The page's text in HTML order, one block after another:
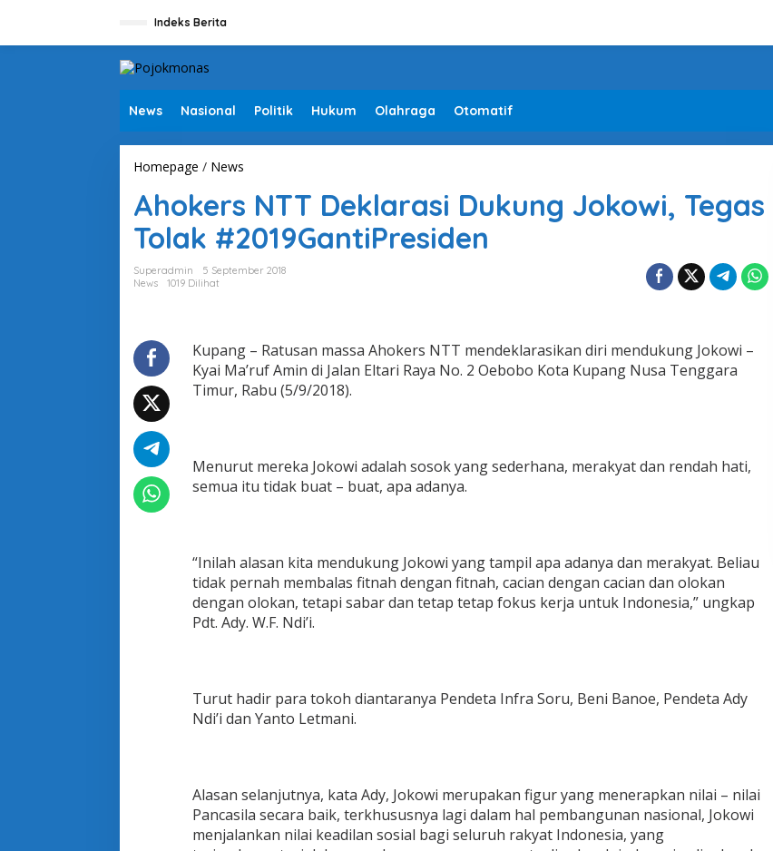
Indeks Berita
News Nasional Politik Hukum Olahraga Otomatif
Homepage / News
o
k
e
r
s
e
k
l
a
i
D
u
g
o
k
o
e
g
l
a
k
Ahokers NTT Deklarasi Dukung Jokowi, Tegas
Tolak #2019GantiPresiden
Superadmin
5 September 2018
News
1019 Dilihat
Kupang – Ratusan massa Ahokers NTT mendeklarasikan diri mendukung Jokowi –
Kyai Ma’ruf Amin di Jalan Eltari Raya No. 2 Oebobo Kota Kupang Nusa Tenggara
Timur, Rabu (5/9/2018).
Menurut mereka Jokowi adalah sosok yang sederhana, merakyat dan rendah hati,
semua itu tidak buat – buat, apa adanya.
“Inilah alasan kita mendukung Jokowi yang tampil apa adanya dan merakyat. Beliau
tidak pernah membalas fitnah dengan fitnah, cacian dengan cacian dan olokan
dengan olokan, tetapi sabar dan tetap tetap fokus kerja untuk Indonesia,” ungkap
Pdt. Ady. W.F. Ndi’i.
Turut hadir para tokoh diantaranya Pendeta Infra Soru, Beni Banoe, Pendeta Ady
Ndi’i dan Yanto Letmani.
Alasan selanjutnya, kata Ady, Jokowi merupakan figur yang menerapkan nilai – nilai
Pancasila secara baik, terkhususnya lagi dalam hal pembangunan nasional, Jokowi
menjalankan nilai keadilan sosial bagi seluruh rakyat Indonesia, yang